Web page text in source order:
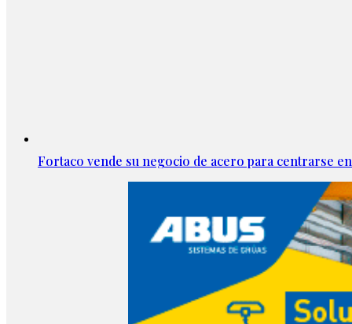
Fortaco vende su negocio de acero para centrarse